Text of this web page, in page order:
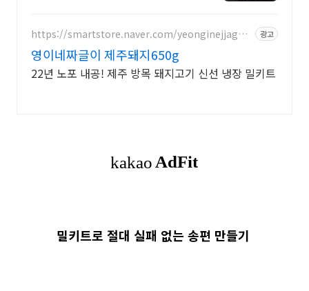
https://smartstore.naver.com/yeonginejjageul
광고
영이네짜글이 제주돼지650g
22년 노포 내공! 제주 방목 돼지고기 신선 냉장 밀키트
밀키트로 절대 실패 없는 송편 만들기